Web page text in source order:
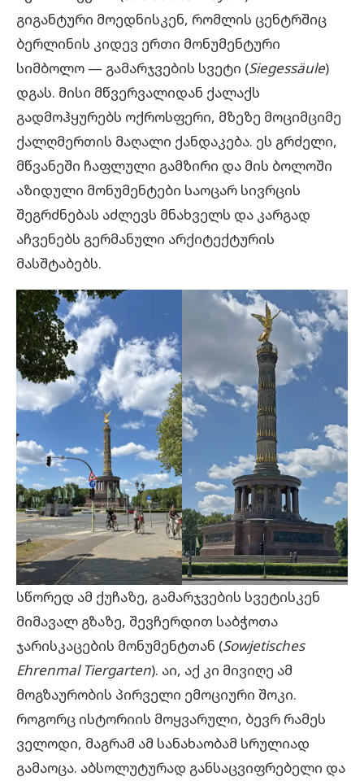
გიგანტური მოედნისკენ, რომლის ცენტრშიც
ბერლინის კიდევ ერთი მონუმენტური
სიმბოლო — გამარჯვების სვეტი (Siegessäule)
დგას. მისი მწვერვალიდან ქალაქს
გადმოჰყურებს ოქროსფერი, მზეზე მოციმციმე
ქალღმერთის მაღალი ქანდაკება. ეს გრძელი,
მწვანეში ჩაფლული გამზირი და მის ბოლოში
აზიდული მონუმენტები საოცარ სივრცის
შეგრძნებას აძლევს მნახველს და კარგად
აჩვენებს გერმანული არქიტექტურის
მასშტაბებს.
სწორედ ამ ქუჩაზე, გამარჯვების სვეტისკენ
მიმავალ გზაზე, შევჩერდით საბჭოთა
ჯარისკაცების მონუმენტთან (Sowjetisches
Ehrenmal Tiergarten). აი, აქ კი მივიღე ამ
მოგზაურობის პირველი ემოციური შოკი.
როგორც ისტორიის მოყვარული, ბევრ რამეს
ველოდი, მაგრამ ამ სანახაობამ სრულიად
გამაოცა. აბსოლუტურად განსაცვიფრებელი და